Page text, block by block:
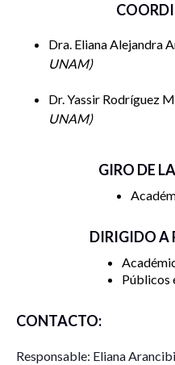
Dra. Eliana Alejandra
UNAM
Dr. Yassir Rodríguez
UNAM
GIRO DE
DIRIGIDO A
Públicos
CONTACTO:
Responsable: Eliana